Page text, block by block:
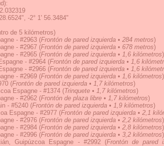
-2° 1' 56.3484"
de 5 kilómetros)
- #2963 (Frontón de pared izquierda • 284 metros)
- #2967 (Frontón de pared izquierda • 678 metros)
- #2965 (Frontón de pared izquierda • 1,6 kilómetros)
- #2964 (Frontón de pared izquierda • 1,6
- #2966 (Frontón de pared izquierda • 1,6
- #2969 (Frontón de pared izquierda • 1,6 kilómetros)
(Frontón de pared izquierda • 1,7 kilómetros)
Espagne - #1374 (Trinquete • 1,7 kilómetros)
- #2962 (Frontón de plaza libre • 1,7 kilómetros)
- #5240 (Frontón de pared izquierda • 1,9 kilómetros)
Espagne - #2977 (Frontón de pared izquierda • 2,1
- #2976 (Frontón de pared izquierda • 2,2 kilómetros)
- #2984 (Frontón de pared izquierda • 2,8 kilómetros)
- #2996 (Frontón de pared izquierda • 3,2 kilómetros)
Guipúzcoa Espagne - #2992(Frontón de pared